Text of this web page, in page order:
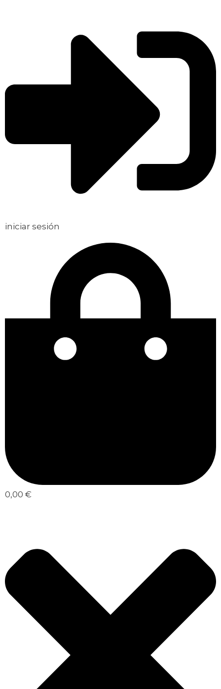
iniciar sesión
0,00 €